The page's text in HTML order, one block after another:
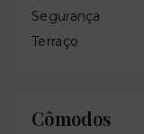
Segurança
Terraço
Cômodos